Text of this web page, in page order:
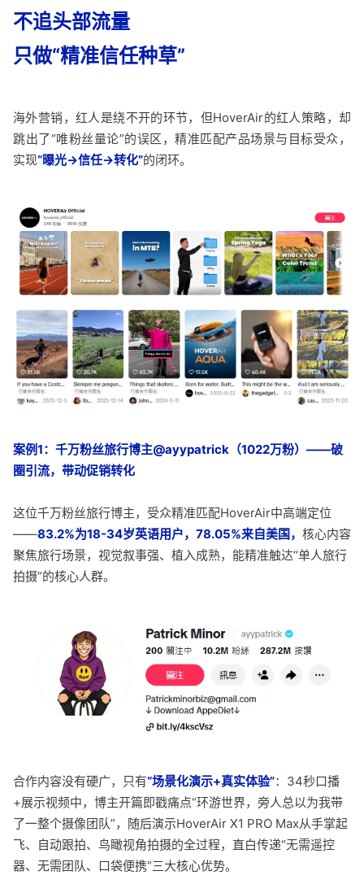
不追头部流量
只做“精准信任种草”
海外营销，红人是绕不开的环节，但HoverAir的红人策略，却
跳出了“唯粉丝量论”的误区，精准匹配产品场景与目标受众，
实现“曝光→信任→转化”的闭环。
案例1：千万粉丝旅行博主@ayypatrick（1022万粉） ——破
圈引流，带动促销转化
这位千万粉丝旅行博主，受众精准匹配HoverAir中高端定位
——83.2%为18-34岁英语用户，78.05%来自美国， 核心内容
聚焦旅行场景，视觉叙事强、植入成熟，能精准触达“单人旅行
拍摄”的核心人群。
合作内容没有硬广，只有“场景化演示+真实体验”：34秒口播
+展示视频中，博主开篇即戳痛点“环游世界，旁人总以为我带
了一整个摄像团队”，随后演示HoverAir X1 PRO Max从手掌起
飞、自动跟拍、鸟瞰视角拍摄的全过程，直白传递“无需遥控
器、无需团队、口袋便携”三大核心优势。